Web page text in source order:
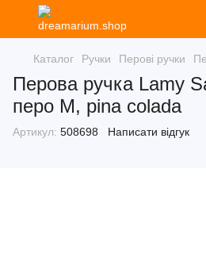
Каталог Ручки Перові ручки
Перова ручка Lamy
перо M, pina colada
Артикул: 508698 Написати відгук